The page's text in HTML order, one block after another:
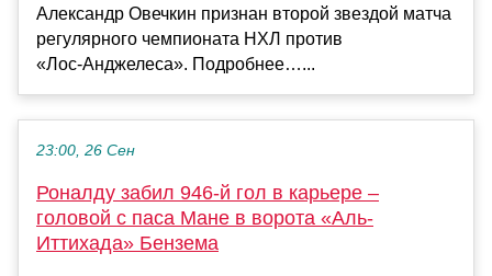
Александр Овечкин признан второй звездой матча
регулярного чемпионата НХЛ против
«Лос‑Анджелеса». Подробнее…...
23:00, 26 Сен
Роналду забил 946-й гол в карьере –
головой с паса Мане в ворота «Аль-
Иттихада» Бензема